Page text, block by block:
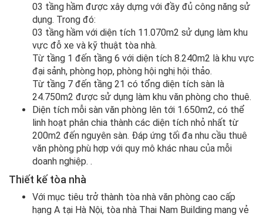
03 tầng hầm được xây dựng với đầy đủ công năng sử
dụng. Trong đó:
03 tầng hầm với diện tích 11.070m2 sử dụng làm khu
vực đỗ xe và kỹ thuật tòa nhà.
Từ tầng 1 đến tầng 6 với diện tích 8.240m2 là khu vực
đại sảnh, phòng họp, phòng hội nghị hội thảo.
Từ tầng 7 đến tầng 21 có tổng diện tích sàn là
24.750m2 được sử dụng làm khu văn phòng cho thuê.
Diện tích mỗi sàn văn phòng lên tới 1.650m2, có thể
linh hoạt phân chia thành các diện tích nhỏ nhất từ
200m2 đến nguyên sàn. Đáp ứng tối đa nhu cầu thuê
văn phòng phù hợp với quy mô khác nhau của mỗi
doanh nghiệp. .
Thiết kế tòa nhà
Với mục tiêu trở thành tòa nhà văn phòng cao cấp
hạng A tại Hà Nội, tòa nhà Thai Nam Building mang vẻ